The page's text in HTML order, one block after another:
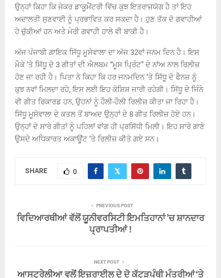
ਉਨ੍ਹਾਂ ਕਿਹਾ ਕਿ ਜੇਕਰ ਡਾਕੂਮੈਂਟਰੀ ਵਿੱਚ ਕੁਝ ਇਤਰਾਜ਼ਯੋਗ ਹੈ ਤਾਂ ਇਹ
ਅਦਾਲਤੀ ਸੁਣਵਾਈ ਨੂੰ ਪ੍ਰਭਾਵਿਤ ਕਰ ਸਕਦਾ ਹੈ। ਹੁਣ ਤੱਕ ਦੋ ਗਵਾਹੀਆਂ
ਹੋ ਚੁੱਕੀਆਂ ਹਨ ਅਤੇ ਮੇਰੀ ਗਵਾਹੀ ਹਾਲੇ ਵੀ ਬਾਕੀ ਹੈ।
ਅੱਜ ਪੰਜਾਬੀ ਗਾਇਕ ਸਿੱਧੂ ਮੂਸੇਵਾਲਾ ਦਾ ਅੱਜ 32ਵਾਂ ਜਨਮ ਦਿਨ ਹੈ। ਇਸ
ਮੌਕੇ ‘ਤੇ ਸਿੱਧੂ ਦੇ 3 ਗੀਤਾਂ ਦੀ ਐਲਬਮ “ਮੂਸ ਪ੍ਰਿੰਟ” ਦੇ ਨਾਂਅ ਨਾਲ ਰਿਲੀਜ਼
ਹੋਣ ਜਾ ਰਹੀ ਹੈ। ਪਿਤਾ ਨੇ ਕਿਹਾ ਕਿ ਹਰ ਜਨਮਦਿਨ ‘ਤੇ ਸਿੱਧੂ ਦੇ ਫੈਨਜ਼ ਨੂੰ
ਕੁਝ ਨਵਾਂ ਮਿਲਦਾ ਰਹੇ, ਇਸ ਲਈ ਇਹ ਕੋਸ਼ਿਸ਼ ਜਾਰੀ ਰਹੇਗੀ। ਸਿੱਧੂ ਦੇ ਜਿੰਨੇ
ਵੀ ਗੀਤ ਰਿਕਾਰਡ ਹਨ, ਉਹਨਾਂ ਨੂੰ ਹੌਲੀ-ਹੌਲੀ ਰਿਲੀਜ਼ ਕੀਤਾ ਜਾ ਰਿਹਾ ਹੈ।
ਸਿੱਧੂ ਮੂਸੇਵਾਲਾ ਦੇ ਕਤਲ ਤੋਂ ਬਾਅਦ ਉਨ੍ਹਾਂ ਦੇ 8 ਗੀਤ ਰਿਲੀਜ਼ ਹੋਏ ਹਨ।
ਉਨ੍ਹਾਂ ਦੇ ਸਾਰੇ ਗੀਤਾਂ ਨੂੰ ਪਹਿਲਾਂ ਵਾਂਗ ਹੀ ਪ੍ਰਸਿੱਧੀ ਮਿਲੀ। ਇਹ ਸਾਰੇ ਗਾਣੇ
ਉਸਦੇ ਅਧਿਕਾਰਤ ਅਕਾਊਂਟ ‘ਤੇ ਰਿਲੀਜ਼ ਕੀਤੇ ਗਏ ਸਨ।
SHARE 0
PREVIOUS POST
ਵਿਦਿਆਰਥੀਆਂ ਵੱਲੋਂ ਯੂਨੀਵਰਸਿਟੀ ਇਮਤਿਹਾਨਾਂ ’ਚ ਸ਼ਾਨਦਾਰ
ਪ੍ਰਾਪਤੀਆਂ !
NEXT POST